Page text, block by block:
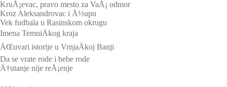
KruÅ¡evac, pravo mesto za VaÅ¡ odmor
Kroz Aleksandrovac i Å½upu
Vek fudbala u Rasinskom okrugu
Imena TemniÄkog kraja
ÄŒuvari istorije u VrnjaÄkoj Banji
Da se vrate rode i bebe rode
Ä†utanje nije reÅ¡enje